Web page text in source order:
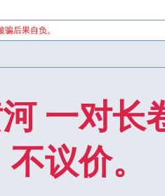
后果自负。
一对长
议价。